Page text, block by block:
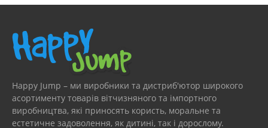
Happy Jump – ми виробники та дистриб'ютор широкого
асортименту товарів вітчизняного та імпортного
виробництва, які приносять користь, моральне та
естетичне задоволення, як дитині, так і дорослому.